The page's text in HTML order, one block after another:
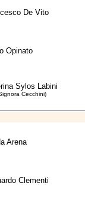
De Vito
Opinato
Sylos Labini
Cecchini)
Arena
Clementi